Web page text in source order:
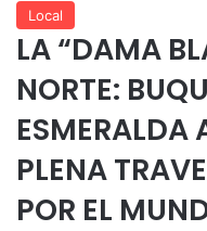
Local
LA “DAMA
NORTE:
ESMERALDA
PLENA
POR EL